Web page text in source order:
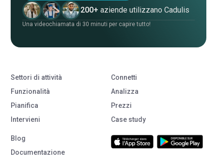
200+ aziende utilizzano Cadulis
Una videochiamata di 30 minuti per capire tutto!
Settori di attività
Funzionalità
Pianifica
Intervieni
Connetti
Analizza
Prezzi
Case study
Blog
Documentazione